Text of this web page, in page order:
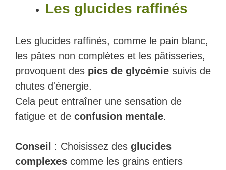
Les glucides raffinés
Les glucides raffinés, comme le pain blanc,
les pâtes non complètes et les pâtisseries,
provoquent des pics de glycémie suivis de
chutes d'énergie.
Cela peut entraîner une sensation de
fatigue et de confusion mentale.
Conseil : Choisissez des glucides
complexes comme les grains entiers